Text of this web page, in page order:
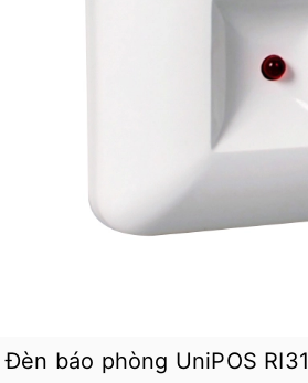
Đèn báo phòng UniPOS RI31